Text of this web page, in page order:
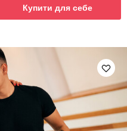
Купити для себе